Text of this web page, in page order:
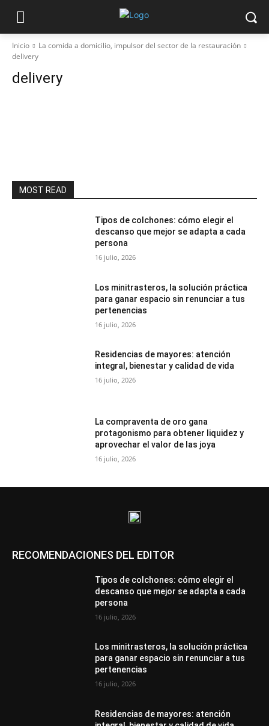
Inicio
La comida a domicilio, impulsor del sector de la restauración
delivery
delivery
MOST READ
Tipos de colchones: cómo elegir el
descanso que mejor se adapta a cada
persona
16 julio, 2026
Los minitrasteros, la solución práctica
para ganar espacio sin renunciar a tus
pertenencias
16 julio, 2026
Residencias de mayores: atención
integral, bienestar y calidad de vida
16 julio, 2026
La compraventa de oro gana
protagonismo para obtener liquidez y
aprovechar el valor de las joya
16 julio, 2026
RECOMENDACIONES DEL EDITOR
Tipos de colchones: cómo elegir el
descanso que mejor se adapta a cada
persona
16 julio, 2026
Los minitrasteros, la solución práctica
para ganar espacio sin renunciar a tus
pertenencias
16 julio, 2026
Residencias de mayores: atención